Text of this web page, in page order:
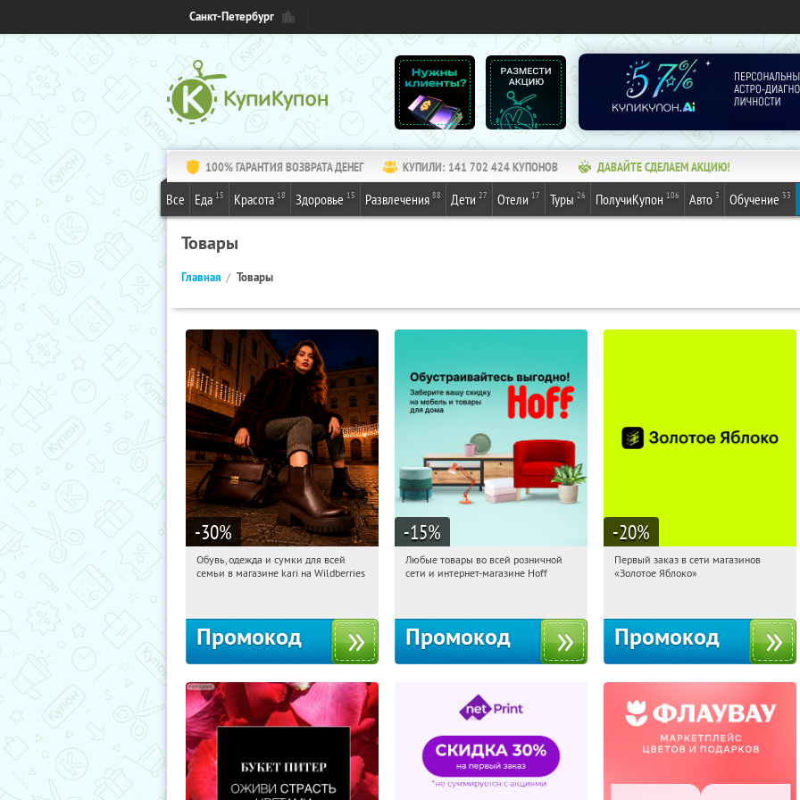
Санкт-Петербург
100% ГАРАНТИЯ ВОЗВРАТА ДЕНЕГ КУПИЛИ: 141 702 424КУПОНОВ ДАВАЙТЕ СДЕЛАЕМ АКЦИЮ!
Все Еда 15 Красота 18 Здоровье 15 Развлечения 88 Дети 27 Отели 17 Туры 26 ПолучиКупон 106 Авто 3 Обучение 33
Товары
Главная Товары
-30%
07:36:22 Получили:
Обувь, одежда и сумки для всей
семьи в магазине kari на Wildberries
Промокод
-15%
07:36:22 Получили:
Любые товары во всей розничной
сети и интернет-магазине Hoff
Промокод
-20%
07:36:22
Получи первым!
Первый заказ в сети магазинов
«Золотое Яблоко»
Промокод